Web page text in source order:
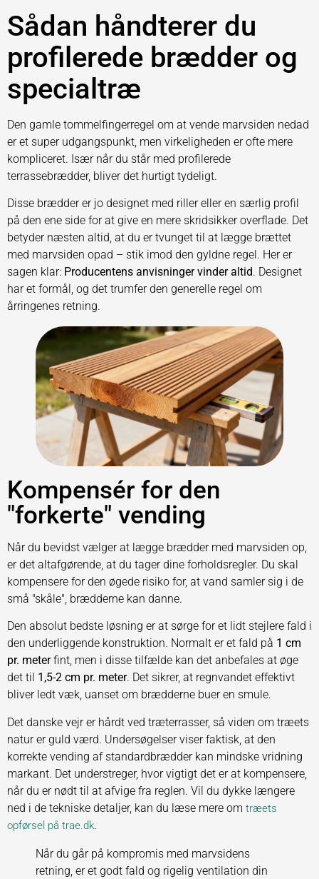
Sådan håndterer du
profilerede brædder og
specialtræ
Den gamle tommelfingerregel om at vende marvsiden nedad
er et super udgangspunkt, men virkeligheden er ofte mere
kompliceret. Især når du står med profilerede
terrassebrædder, bliver det hurtigt tydeligt.
Disse brædder er jo designet med riller eller en særlig profil
på den ene side for at give en mere skridsikker overflade. Det
betyder næsten altid, at du er tvunget til at lægge brættet
med marvsiden opad – stik imod den gyldne regel. Her er
sagen klar: Producentens anvisninger vinder altid. Designet
har et formål, og det trumfer den generelle regel om
årringenes retning.
Kompensér for den
"forkerte" vending
Når du bevidst vælger at lægge brædder med marvsiden op,
er det altafgørende, at du tager dine forholdsregler. Du skal
kompensere for den øgede risiko for, at vand samler sig i de
små "skåle", brædderne kan danne.
Den absolut bedste løsning er at sørge for et lidt stejlere fald i
den underliggende konstruktion. Normalt er et fald på 1 cm
pr. meterfint, men i disse tilfælde kan det anbefales at øge
det til 1,5-2 cm pr. meter. Det sikrer, at regnvandet effektivt
bliver ledt væk, uanset om brædderne buer en smule.
Det danske vejr er hårdt ved træterrasser, så viden om træets
natur er guld værd. Undersøgelser viser faktisk, at den
korrekte vending af standardbrædder kan mindske vridning
markant. Det understreger, hvor vigtigt det er at kompensere,
når du er nødt til at afvige fra reglen. Vil du dykke længere
ned i de tekniske detaljer, kan du læse mere om træets
opførsel på trae.dk.
Når du går på kompromis med marvsidens
retning, er et godt fald og rigelig ventilation din